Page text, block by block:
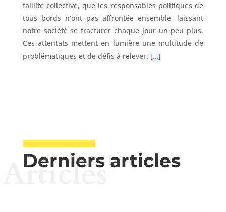
faillite collective, que les responsables politiques de
tous bords n’ont pas affrontée ensemble, laissant
notre société se fracturer chaque jour un peu plus.
Ces attentats mettent en lumière une multitude de
problématiques et de défis à relever. […]
Derniers articles
Articles